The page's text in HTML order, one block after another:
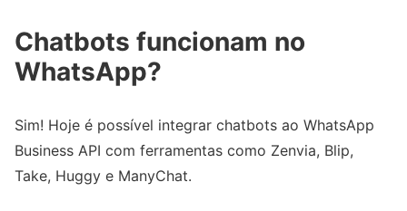
Chatbots funcionam no
WhatsApp?
Sim! Hoje é possível integrar chatbots ao WhatsApp
Business API com ferramentas como Zenvia, Blip,
Take, Huggy e ManyChat.